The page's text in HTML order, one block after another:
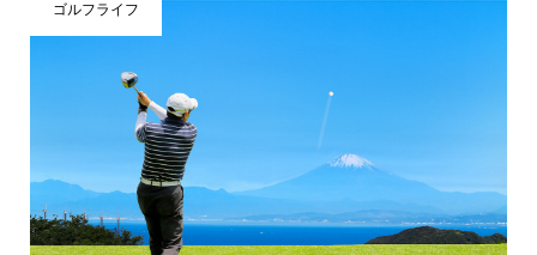
ゴルフライフ